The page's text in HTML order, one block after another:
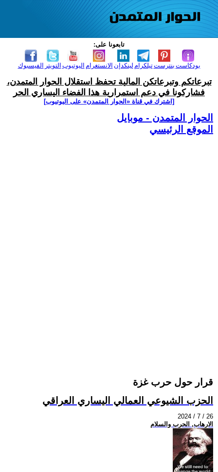
تابعونا على:
الفيسبوك التويتر اليوتيوب الانستغرام لينكدإن تيلكرامبنترست بودكاست
تبرعاتكم وتبرعاتكن المالية تحفظ استقلال الحوار المتمدن،
فشاركونا في دعم استمرارية هذا الفضاء اليساري الحر
[اشترك في قناة ‫«الحوار المتمدن» على اليوتيوب]
الحوار المتمدن - موبايل
الموقع الرئيسي
قرار حول حرب غزة
الحزب الشيوعي العمالي اليساري العراقي
2024 / 7 / 26
الارهاب, الحرب والسلام